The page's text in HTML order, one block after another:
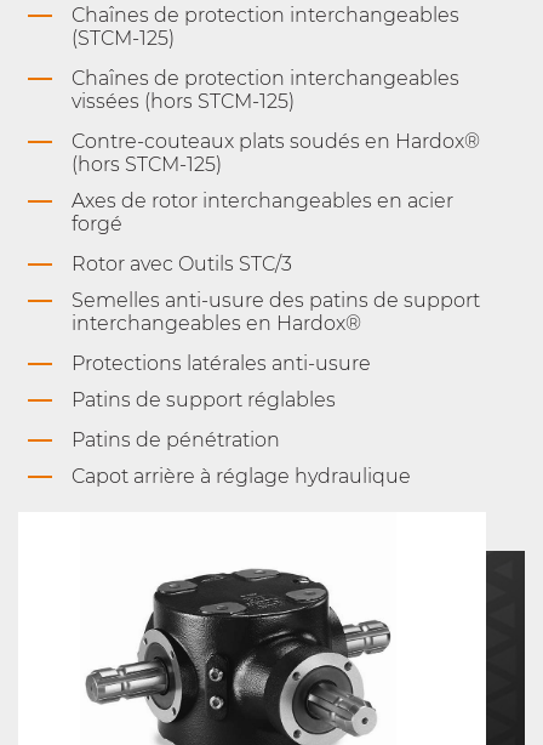
Chaînes de protection interchangeables
(STCM-125)
Chaînes de protection interchangeables
vissées (hors STCM-125)
Contre-couteaux plats soudés en Hardox®
(hors STCM-125)
Axes de rotor interchangeables en acier
forgé
Rotor avec Outils STC/3
Semelles anti-usure des patins de support
interchangeables en Hardox®
Protections latérales anti-usure
Patins de support réglables
Patins de pénétration
Capot arrière à réglage hydraulique